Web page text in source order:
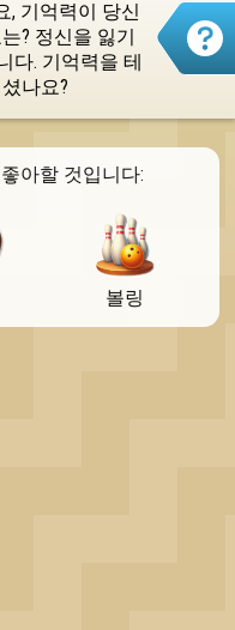
, 기억력이 당신
? 정신을 잃기
다. 기억력을 테
나요?
아할 것입니다:
볼링